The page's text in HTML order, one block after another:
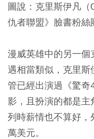
圖說：克里斯伊凡（
仇者聯盟》臉書粉絲
漫威英雄中的另一
遇相當類似，克里
管已經出演過《驚
影，且扮演的都是
列時薪情也不算好
萬美元。